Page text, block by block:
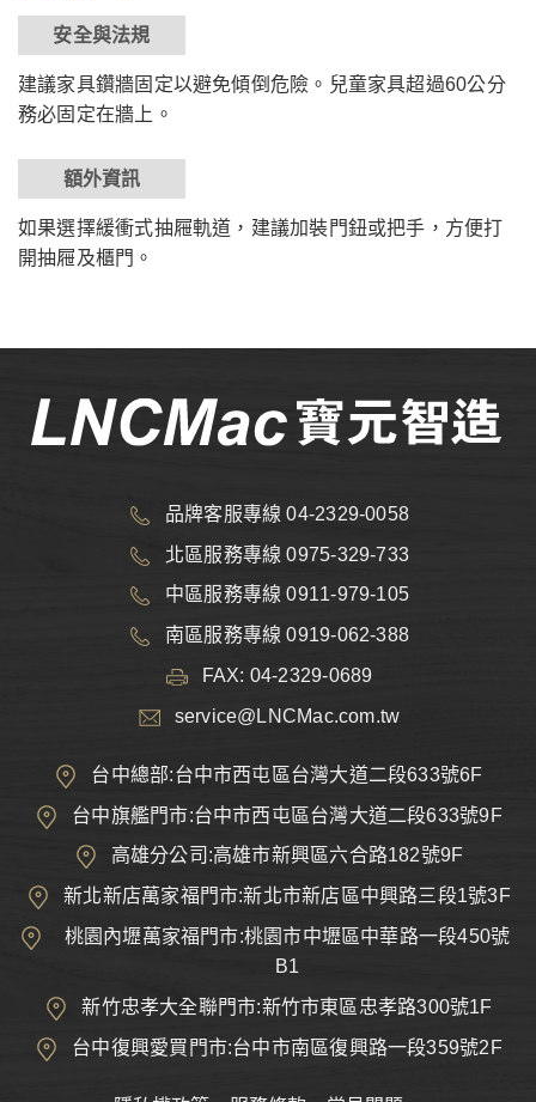
安全與法規
建議家具鑽牆固定以避免傾倒危險。兒童家具超過60公分
務必固定在牆上。
額外資訊
如果選擇緩衝式抽屜軌道，建議加裝門鈕或把手，方便打
開抽屜及櫃門。
品牌客服專線 04-2329-0058
北區服務專線 0975-329-733
中區服務專線 0911-979-105
南區服務專線 0919-062-388
FAX: 04-2329-0689
service@LNCMac.com.tw
台中總部:台中市西屯區台灣大道二段633號6F
台中旗艦門市:台中市西屯區台灣大道二段633號9F
高雄分公司:高雄市新興區六合路182號9F
新北新店萬家福門市:新北市新店區中興路三段1號3F
桃園內壢萬家福門市:桃園市中壢區中華路一段450號
B1
新竹忠孝大全聯門市:新竹市東區忠孝路300號1F
台中復興愛買門市:台中市南區復興路一段359號2F